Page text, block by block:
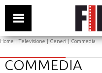
Home|Televisione|Generi| Commedia
COMMEDIA